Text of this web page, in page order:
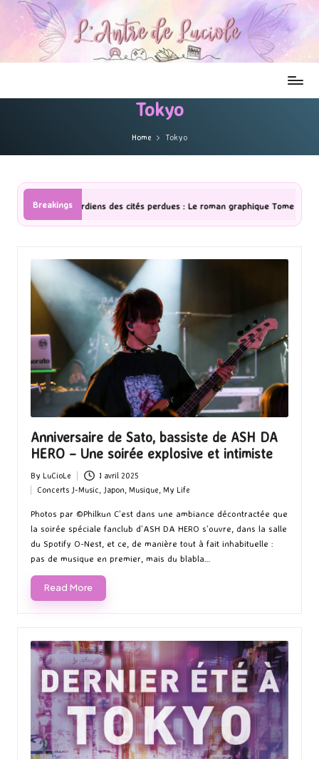
Tokyo
Home Tokyo
Breakings
cités perdues : Le roman graphique Tome 1 Partie 2 [Série TV]
Anniversaire de Sato, bassiste de ASH DA
HERO – Une soirée explosive et intimiste
Posted
by
By LuCioLe 1 avril 2025
in
Concerts J-Music, Japon,Musique,My Life
Photos par ©Philkun C’est dans une ambiance décontractée que
la soirée spéciale fanclub d’ASH DA HERO s’ouvre, dans la salle
du Spotify O-Nest, et ce, de manière tout à fait inhabituelle :
pas de musique en premier, mais du blabla…
Read More